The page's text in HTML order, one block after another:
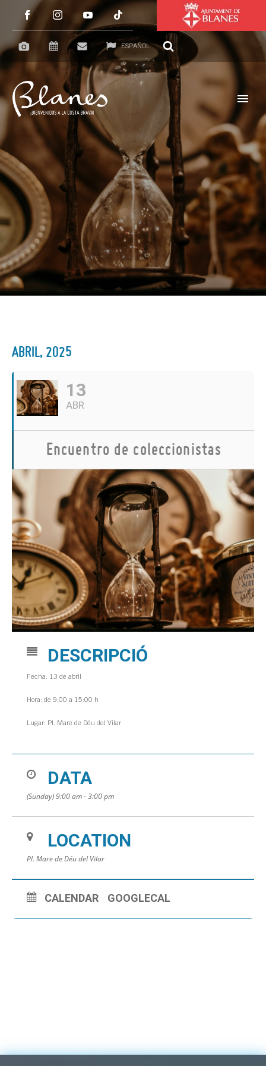
ESPAÑOL
ABRIL, 2025
13
ABR
Encuentro de coleccionistas
DESCRIPCIÓ
Fecha: 13 de abril
Hora: de 9:00 a 15:00 h
Lugar: Pl. Mare de Déu del Vilar
DATA
(Sunday) 9:00 am - 3:00 pm
LOCATION
Pl. Mare de Déu del Vilar
CALENDAR GOOGLECAL